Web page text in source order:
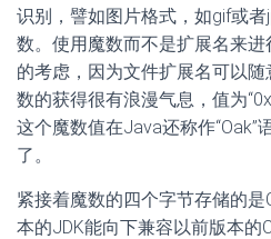
识别，譬如图片格式，如gif或
数。使用魔数而不是扩展名来
的考虑，因为文件扩展名可以
数的获得很有浪漫气息，值为
这个魔数值在Java还称作“Oak”
了。
紧接着魔数的四个字节存储的
本的JDK能向下兼容以前版本的